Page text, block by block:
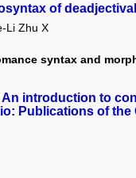
of deadjectival
Li Zhu X
syntax and
introduction to
Publications of the